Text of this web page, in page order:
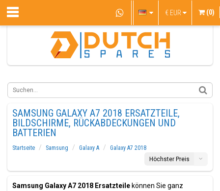
€ EUR (0)
SAMSUNG GALAXY A7 2018 ERSATZTEILE,
BILDSCHIRME, RÜCKABDECKUNGEN UND
BATTERIEN
Startseite Samsung Galaxy A
Galaxy A7 2018
Höchster Preis
Samsung Galaxy A7 2018 Ersatzteile können Sie ganz